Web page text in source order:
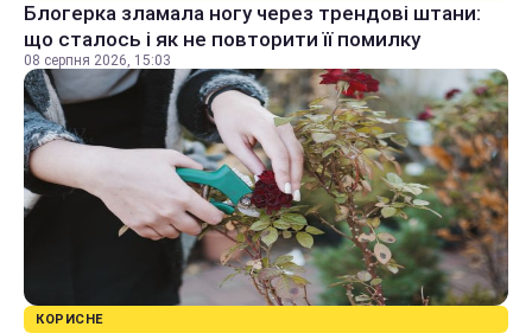
Блогерка зламала ногу через трендові штани:
що сталось і як не повторити її помилку
08 серпня 2026, 15:03
КОРИСНЕ